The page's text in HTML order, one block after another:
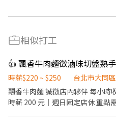
相似打工
時薪$220 ~ $250
台北市大同區
飄香牛肉麵 誠徵店內夥伴 每小時收入約 220～250 元｜培訓期基本
時薪 200 元｜週日固定店休 重點需求 主要徵求會切滷味、切盤的熟